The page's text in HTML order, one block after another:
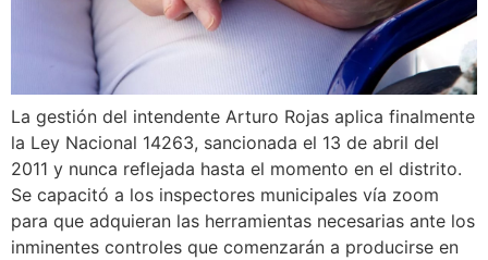
La gestión del intendente Arturo Rojas aplica finalmente
la Ley Nacional 14263, sancionada el 13 de abril del
2011 y nunca reflejada hasta el momento en el distrito.
Se capacitó a los inspectores municipales vía zoom
para que adquieran las herramientas necesarias ante los
inminentes controles que comenzarán a producirse en